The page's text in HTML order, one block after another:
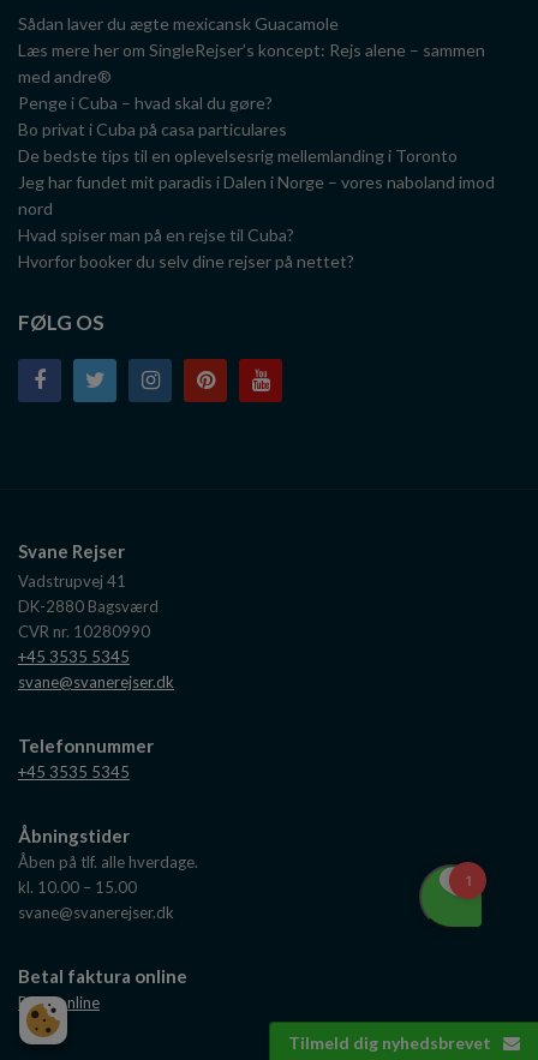
Sådan laver du ægte mexicansk Guacamole
Læs mere her om SingleRejser’s koncept: Rejs alene – sammen
med andre®
Penge i Cuba – hvad skal du gøre?
Bo privat i Cuba på casa particulares
De bedste tips til en oplevelsesrig mellemlanding i Toronto
Jeg har fundet mit paradis i Dalen i Norge – vores naboland imod
nord
Hvad spiser man på en rejse til Cuba?
Hvorfor booker du selv dine rejser på nettet?
FØLG OS
Svane Rejser
Vadstrupvej 41
DK-2880 Bagsværd
CVR nr. 10280990
+45 3535 5345
svane@svanerejser.dk
Telefonnummer
+45 3535 5345
Åbningstider
Åben på tlf. alle hverdage.
kl. 10.00 – 15.00
svane@svanerejser.dk
Betal faktura online
Betal online
Tilmeld dig nyhedsbrevet